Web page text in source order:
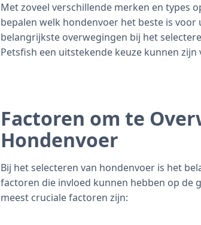
Met zoveel verschillende merken en types
bepalen welk hondenvoer het beste is
belangrijkste overwegingen bij het
Petsfish een uitstekende keuze kunnen
Factoren om te
Hondenvoer
Bij het selecteren van hondenvoer is het
factoren die invloed kunnen hebben op de
meest cruciale factoren zijn: